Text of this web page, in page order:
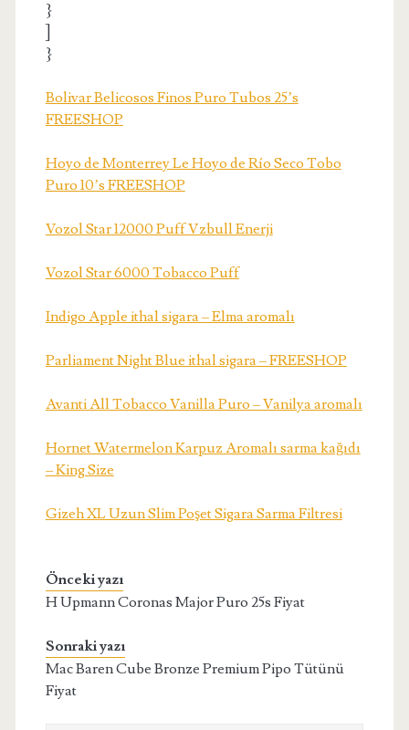
}
}
Bolivar Belicosos Finos Puro Tubos 25’s
FREESHOP
Hoyo de Monterrey Le Hoyo de Río Seco Tobo
Puro 10’s FREESHOP
Vozol Star 12000 Puff Vzbull Enerji
Vozol Star 6000 Tobacco Puff
Indigo Apple ithal sigara – Elma aromalı
Parliament Night Blue ithal sigara – FREESHOP
Avanti All Tobacco Vanilla Puro – Vanilya aromalı
Hornet Watermelon Karpuz Aromalı sarma kağıdı
– King Size
Gizeh XL Uzun Slim Poşet Sigara Sarma Filtresi
Önceki yazı
H Upmann Coronas Major Puro 25s Fiyat
Sonraki yazı
Mac Baren Cube Bronze Premium Pipo Tütünü
Fiyat